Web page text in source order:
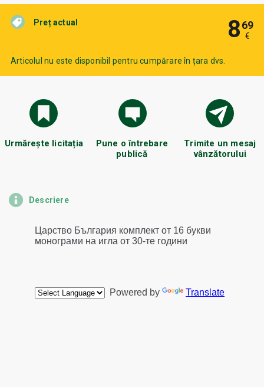
Preț actual 869
€
Articolul nu este disponibil pentru cumpărare în țara dvs.
Urmărește licitația
Pune o întrebare
publică
Trimite un mesaj
vânzătorului
Descriere